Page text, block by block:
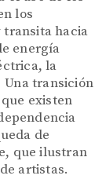
los
transita hacia
energía
la
Una transición
existen
de
que ilustran
artistas.